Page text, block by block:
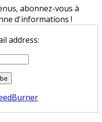
abonnez-vous à
d'informations !
address: